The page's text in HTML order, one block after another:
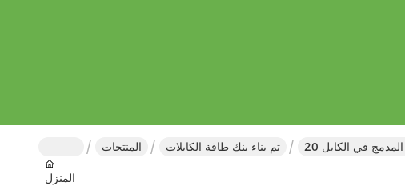
المنزل
المنتجات تم بناء بنك طاقة الكابلات